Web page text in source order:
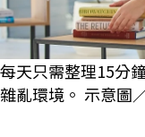
每天只需整理15分
雜亂環境。 示意圖